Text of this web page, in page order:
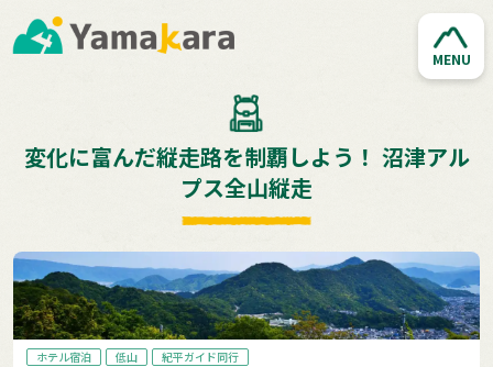
MENU
変化に富んだ縦走路を制覇しよう！ 沼津アル
プス全山縦走
ホテル宿泊 低山 紀平ガイド同行